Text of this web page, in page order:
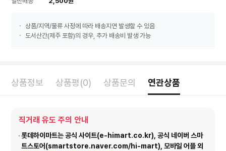
상품/지역/물류 사정에 따라 배송지연 발생할 수 있음
도서산간(제주 포함)의 경우, 추가 배송비 발생 가능
상품정보 상품평(0) 상품문의 연관상품
직거래 유도 주의 안내
롯데하이마트는 공식 사이트(e-himart.co.kr), 공식 네이버 스마
트스토어(smartstore.naver.com/hi-mart), 모바일 어플 외